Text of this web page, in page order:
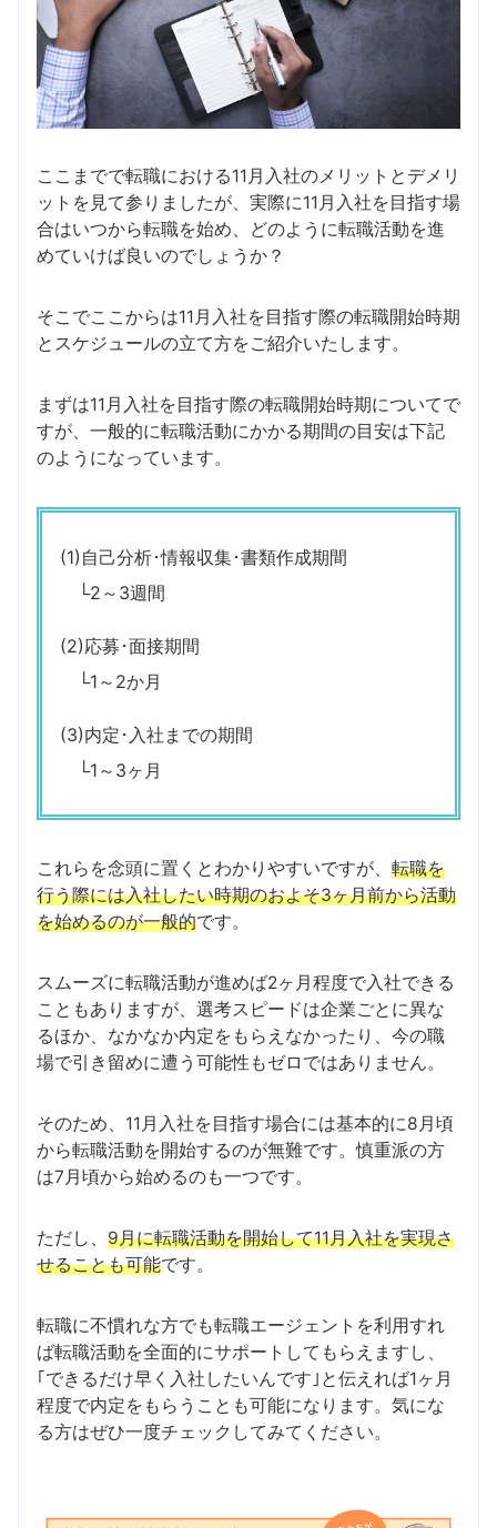
ここまでで転職における11月入社のメリットとデメリ
ットを見て参りましたが、実際に11月入社を目指す場
合はいつから転職を始め、どのように転職活動を進
めていけば良いのでしょうか？
そこでここからは11月入社を目指す際の転職開始時期
とスケジュールの立て方をご紹介いたします。
まずは11月入社を目指す際の転職開始時期についてで
すが、一般的に転職活動にかかる期間の目安は下記
のようになっています。
(1)自己分析･情報収集･書類作成期間
└2～3週間
(2)応募･面接期間
└1～2か月
(3)内定･入社までの期間
└1～3ヶ月
これらを念頭に置くとわかりやすいですが、 転職を
行う際には入社したい時期のおよそ3ヶ月前から活動
を始めるのが一般的です。
スムーズに転職活動が進めば2ヶ月程度で入社できる
こともありますが、選考スピードは企業ごとに異な
るほか、なかなか内定をもらえなかったり、今の職
場で引き留めに遭う可能性もゼロではありません。
そのため、11月入社を目指す場合には基本的に8月頃
から転職活動を開始するのが無難です。慎重派の方
は7月頃から始めるのも一つです。
ただし、 9月に転職活動を開始して11月入社を実現さ
せることも可能です。
転職に不慣れな方でも転職エージェントを利用すれ
ば転職活動を全面的にサポートしてもらえますし、
｢できるだけ早く入社したいんです｣と伝えれば1ヶ月
程度で内定をもらうことも可能になります。気にな
る方はぜひ一度チェックしてみてください。